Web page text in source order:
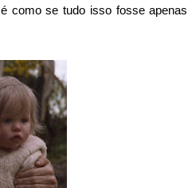
como se tudo isso fosse apenas